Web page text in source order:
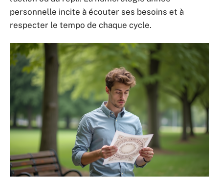
personnelle incite à écouter ses besoins et à
respecter le tempo de chaque cycle.